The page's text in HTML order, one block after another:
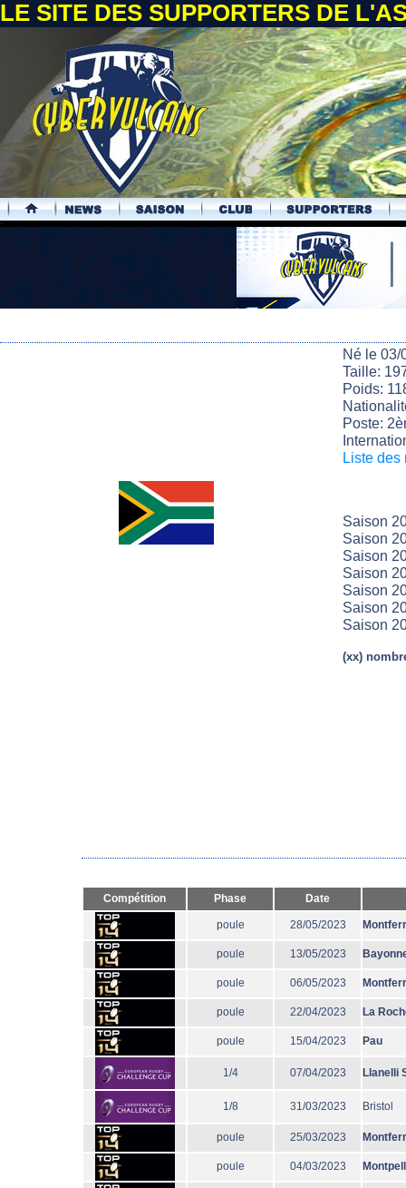
LE SITE DES SUPPORTERS DE
.
Né le 03/
Taille:
Poids:
Poste:
Liste des
Saison
Saison
Saison
Saison
Saison
Saison
Saison
(xx)
Compétition Phase Date
poule 28/05/2023
poule 13/05/2023
poule 06/05/2023
poule 22/04/2023 La
poule 15/04/2023 Pau
1/4 07/04/2023 Llanelli
1/8 31/03/2023 Bristol
poule 25/03/2023
poule 04/03/2023